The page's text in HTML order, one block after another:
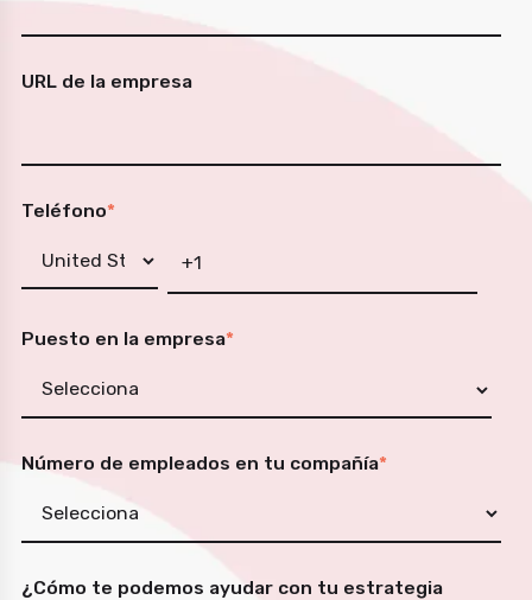
URL de la empresa
Teléfono*
Puesto en la empresa*
Número de empleados en tu compañía*
¿Cómo te podemos ayudar con tu estrategia